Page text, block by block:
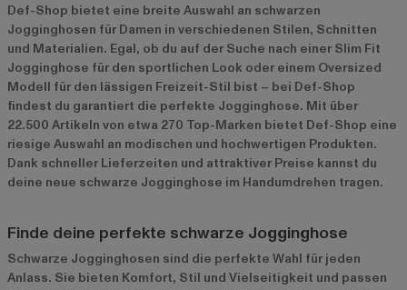
Def-Shop bietet eine breite Auswahl an schwarzen
Jogginghosen für Damen in verschiedenen Stilen, Schnitten
und Materialien. Egal, ob du auf der Suche nach einer Slim Fit
Jogginghose für den sportlichen Look oder einem Oversized
Modell für den lässigen Freizeit-Stil bist – bei Def-Shop
findest du garantiert die perfekte Jogginghose. Mit über
22.500 Artikeln von etwa 270 Top-Marken bietet Def-Shop eine
riesige Auswahl an modischen und hochwertigen Produkten.
Dank schneller Lieferzeiten und attraktiver Preise kannst du
deine neue schwarze Jogginghose im Handumdrehen tragen.
Finde deine perfekte schwarze Jogginghose
Schwarze Jogginghosen sind die perfekte Wahl für jeden
Anlass. Sie bieten Komfort, Stil und Vielseitigkeit und passen